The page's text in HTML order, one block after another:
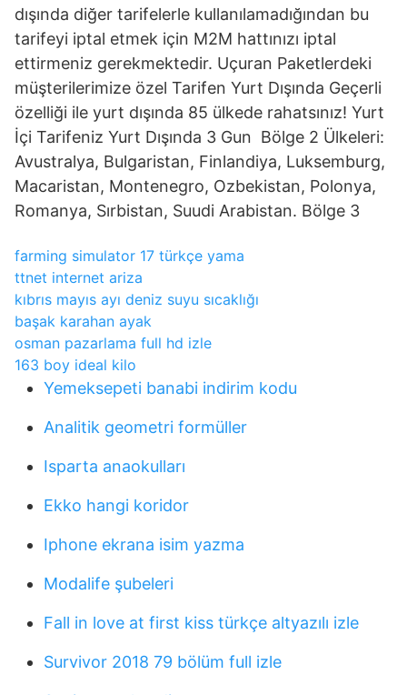
dışında diğer tarifelerle kullanılamadığından bu
tarifeyi iptal etmek için M2M hattınızı iptal
ettirmeniz gerekmektedir. Uçuran Paketlerdeki
müşterilerimize özel Tarifen Yurt Dışında Geçerli
özelliği ile yurt dışında 85 ülkede rahatsınız! Yurt
İçi Tarifeniz Yurt Dışında 3 Gun Bölge 2 Ülkeleri:
Avustralya, Bulgaristan, Finlandiya, Luksemburg,
Macaristan, Montenegro, Ozbekistan, Polonya,
Romanya, Sırbistan, Suudi Arabistan. Bölge 3
farming simulator 17 türkçe yama
ttnet internet ariza
kıbrıs mayıs ayı deniz suyu sıcaklığı
başak karahan ayak
osman pazarlama full hd izle
163 boy ideal kilo
Yemeksepeti banabi indirim kodu
Analitik geometri formüller
Isparta anaokulları
Ekko hangi koridor
Iphone ekrana isim yazma
Modalife şubeleri
Fall in love at first kiss türkçe altyazılı izle
Survivor 2018 79 bölüm full izle